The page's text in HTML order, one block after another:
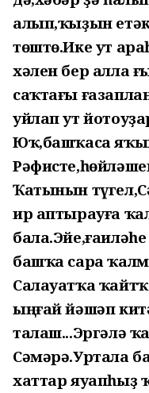
алып,ҡыҙын
төштө.Ике ут
хәлен бер алла
саҡтағы
уйлап ут
Юҡ,башҡаса
Ҡатынын
ир аптырауға
башҡа сара
Салауатҡа
ыңғай йәшәп
талаш...Эргәлә
Сәмәрә.Уртала
хаттар яуапһыҙ